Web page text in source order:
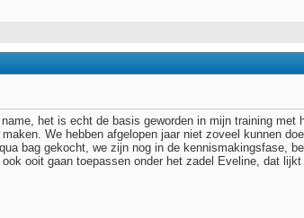
het is echt de basis geworden in mijn training
We hebben afgelopen jaar niet zoveel kunnen
bag gekocht, we zijn nog in de kennismakingsfase,
ooit gaan toepassen onder het zadel Eveline, dat